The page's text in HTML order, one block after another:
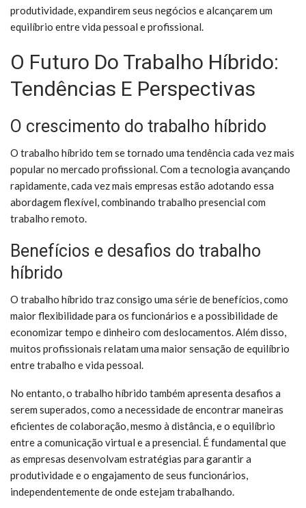
produtividade, expandirem seus negócios e alcançarem um
equilíbrio entre vida pessoal e profissional.
O Futuro Do Trabalho Híbrido:
Tendências E Perspectivas
O crescimento do trabalho híbrido
O trabalho híbrido tem se tornado uma tendência cada vez mais
popular no mercado profissional. Com a tecnologia avançando
rapidamente, cada vez mais empresas estão adotando essa
abordagem flexível, combinando trabalho presencial com
trabalho remoto.
Benefícios e desafios do trabalho
híbrido
O trabalho híbrido traz consigo uma série de benefícios, como
maior flexibilidade para os funcionários e a possibilidade de
economizar tempo e dinheiro com deslocamentos. Além disso,
muitos profissionais relatam uma maior sensação de equilíbrio
entre trabalho e vida pessoal.
No entanto, o trabalho híbrido também apresenta desafios a
serem superados, como a necessidade de encontrar maneiras
eficientes de colaboração, mesmo à distância, e o equilíbrio
entre a comunicação virtual e a presencial. É fundamental que
as empresas desenvolvam estratégias para garantir a
produtividade e o engajamento de seus funcionários,
independentemente de onde estejam trabalhando.